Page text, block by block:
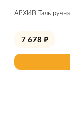
АРХИВ Таль
7 678 ₽